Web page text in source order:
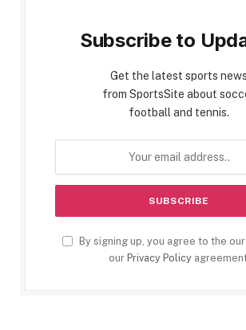
Subscribe to
Get the latest sports news
from SportsSite about
football and tennis.
By signing up, you agree to the
our Privacy Policy